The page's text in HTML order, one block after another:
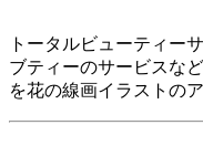
トータルビューティー
ブティーのサービスな
を花の線画イラストの